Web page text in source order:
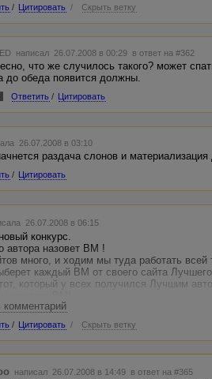
/ Цитировать / Скрыть ветку
написал 26.07.2008 в 00:29 в ответ на #362
что же случилось такого? может
до обеда появится должны.
Ответить / Цитировать
26.07.2008 в 03:10
раздача слонов и
/ Цитировать
26.07.2008 в 06:15
конкурс.
автора назовет ВМ !
много, и ходим мы туда работать всей
каждый ВМ от своего сайта
который у всех получился Лучшим
сделать и так - за кого больше
по убывающей, до 20 - ки!
продолжительностью неделя, как
придут новенькие и всех нас
комментарий
/ Цитировать / Скрыть ветку
написал 26.07.2008 в 14:49 в ответ на #365